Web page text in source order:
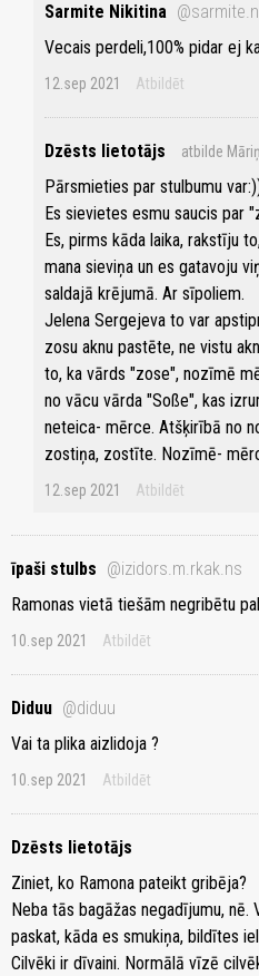
Sarmite Nikitina
Vecais perdeli,100% pidar ej
12.sep 2021 Atbildēt
Dzēsts lietotājs atbilde
Pārsmieties par stulbumu
Es sievietes esmu saucis par
Es, pirms kāda laika, rakstīju
mana sieviņa un es gatavoju
saldajā krējumā. Ar sīpoliem.
Jelena Sergejeva to var
zosu aknu pastēte, ne vistu
to, ka vārds "zose", nozīmē
no vācu vārda "Soße", kas
neteica- mērce. Atšķirībā no
zostiņa, zostīte. Nozīmē-
12.sep 2021 Atbildēt
īpaši stulbs @izidors.m.rkak.ns
Ramonas vietā tiešām negribētu
10.sep 2021 Atbildēt
Diduu @diduu
Vai ta plika aizlidoja ?
10.sep 2021 Atbildēt
Dzēsts lietotājs
Ziniet, ko Ramona pateikt gribēja?
Neba tās bagāžas negadījumu,
paskat, kāda es smukiņa, bildītes
Cilvēki ir dīvaini. Normālā vīzē